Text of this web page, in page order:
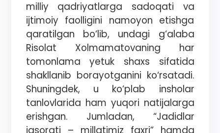
milliy qadriyatlarga sadoqati va
ijtimoiy faolligini namoyon etishga
qaratilgan bo‘lib, undagi g‘alaba
Risolat Xolmamatovaning har
tomonlama yetuk shaxs sifatida
shakllanib borayotganini ko‘rsatadi.
Shuningdek, u ko‘plab insholar
tanlovlarida ham yuqori natijalarga
erishgan. Jumladan, “Jadidlar